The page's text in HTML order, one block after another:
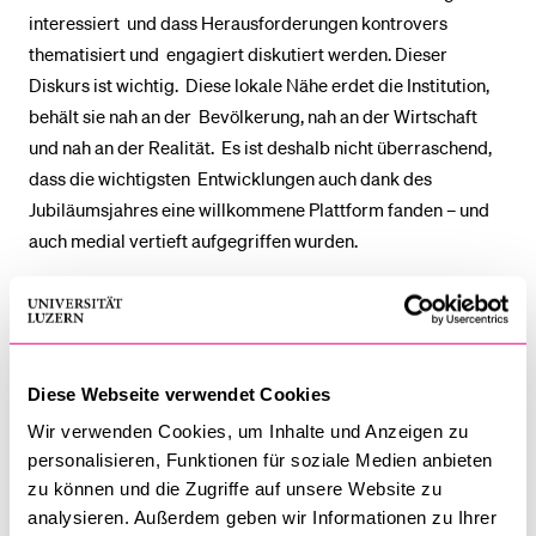
Diese Webseite verwendet Cookies
Wir verwenden Cookies, um Inhalte und Anzeigen zu
personalisieren, Funktionen für soziale Medien anbieten
zu können und die Zugriffe auf unsere Website zu
analysieren. Außerdem geben wir Informationen zu Ihrer
interessiert und dass Herausforderungen kontrovers
thematisiert und engagiert diskutiert werden. Dieser
Diskurs ist wichtig. Diese lokale Nähe erdet die Institution,
behält sie nah an der Bevölkerung, nah an der Wirtschaft
und nah an der Realität. Es ist deshalb nicht überraschend,
dass die wichtigsten Entwicklungen auch dank des
Jubiläumsjahres eine willkommene Plattform fanden – und
auch medial vertieft aufgegriffen wurden.
Der Aufbau des Zuger Instituts für Blockchainforschung
(ZIBR) ist abgeschlossen, die Gründung erfolgt. Das neue
Professuren an die Universität Luzern, die meisten
Berufungen wurden bereits erfolgreich abgeschlossen. Das
bedeutet einen gewaltigen Impuls für die Lehr- und
Forschungstätigkeiten der Universität. Der Impuls ist breit,
da die neuen Professuren in die Fakultätslandschaft